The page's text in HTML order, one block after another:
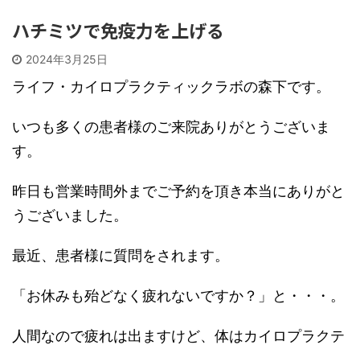
ハチミツで免疫力を上げる
2024年3月25日
ライフ・カイロプラクティックラボの森下です。
いつも多くの患者様のご来院ありがとうございま
す。
昨日も営業時間外までご予約を頂き本当にありがと
うございました。
最近、患者様に質問をされます。
「お休みも殆どなく疲れないですか？」と・・・。
人間なので疲れは出ますけど、体はカイロプラクテ